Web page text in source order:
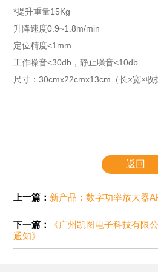
*提升重量15Kg
升降速度0.9~1.8m/min
定位精度<1mm
工作噪音<30db，静止噪音<10db
尺寸：30cmx22cmx13cm（长×宽×收
返回
上一篇： 新产品：数字功率放大器
下一篇：
《广州凯图电子科技有限
通知》